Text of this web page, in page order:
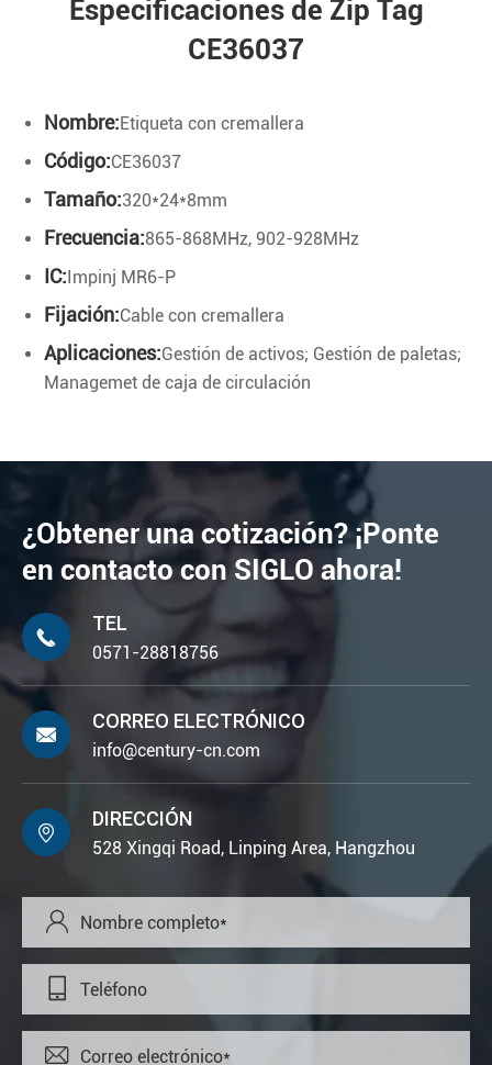
Especificaciones de Zip Tag
CE36037
Nombre: Etiqueta con cremallera
Código:CE36037
Tamaño:320*24*8mm
Frecuencia:865-868MHz, 902-928MHz
IC: Impinj MR6-P
Fijación:Cable con cremallera
Aplicaciones:Gestión de activos; Gestión de paletas;
Managemet de caja de circulación
¿Obtener una cotización? ¡Ponte
en contacto con SIGLO ahora!

TEL
0571-28818756

CORREO ELECTRÓNICO
info@century-cn.com

DIRECCIÓN
528 Xingqi Road, Linping Area, Hangzhou


